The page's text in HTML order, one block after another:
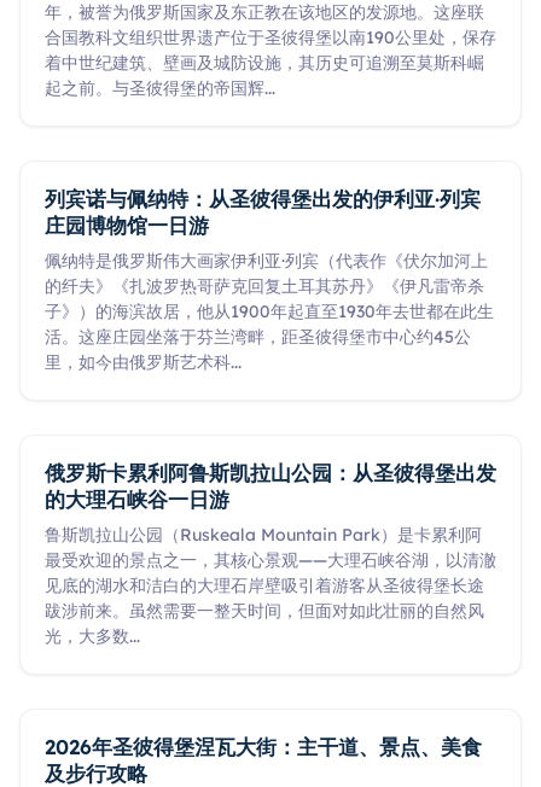
年，被誉为俄罗斯国家及东正教在该地区的发源地。这座联
合国教科文组织世界遗产位于圣彼得堡以南190公里处，保存
着中世纪建筑、壁画及城防设施，其历史可追溯至莫斯科崛
起之前。与圣彼得堡的帝国辉...
列宾诺与佩纳特：从圣彼得堡出发的伊利亚·列宾
庄园博物馆一日游
佩纳特是俄罗斯伟大画家伊利亚·列宾（代表作《伏尔加河上
的纤夫》《扎波罗热哥萨克回复土耳其苏丹》《伊凡雷帝杀
子》）的海滨故居，他从1900年起直至1930年去世都在此生
活。这座庄园坐落于芬兰湾畔，距圣彼得堡市中心约45公
里，如今由俄罗斯艺术科...
俄罗斯卡累利阿鲁斯凯拉山公园：从圣彼得堡出发
的大理石峡谷一日游
鲁斯凯拉山公园（Ruskeala Mountain Park）是卡累利阿
最受欢迎的景点之一，其核心景观——大理石峡谷湖，以清澈
见底的湖水和洁白的大理石岸壁吸引着游客从圣彼得堡长途
跋涉前来。虽然需要一整天时间，但面对如此壮丽的自然风
光，大多数...
2026年圣彼得堡涅瓦大街：主干道、景点、美食
及步行攻略